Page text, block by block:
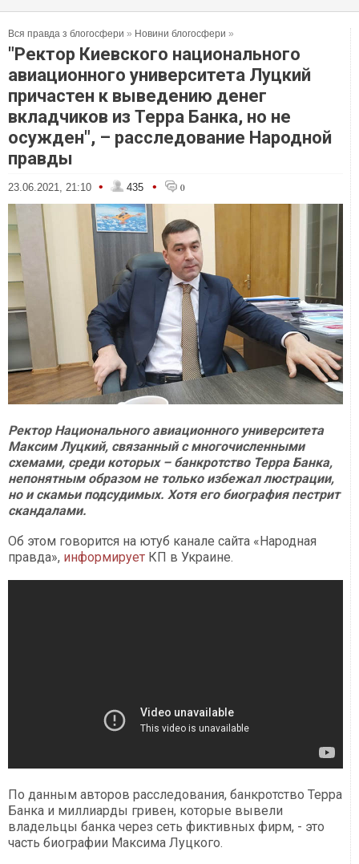
Вся правда з блогосфери » Новини блогосфери »
"Ректор Киевского национального
авиационного университета Луцкий
причастен к выведению денег
вкладчиков из Терра Банка, но не
осужден", – расследование Народной
правды
23.06.2021, 21:10 • 435 • 0
Ректор Национального авиационного университета
Максим Луцкий, связанный с многочисленными
схемами, среди которых – банкротство Терра Банка,
непонятным образом не только избежал люстрации,
но и скамьи подсудимых. Хотя его биография пестрит
скандалами.
Об этом говорится на ютуб канале сайта «Народная
правда», информирует КП в Украине.
По данным авторов расследования, банкротство Терра
Банка и миллиарды гривен, которые вывели
владельцы банка через сеть фиктивных фирм, - это
часть биографии Максима Луцкого.